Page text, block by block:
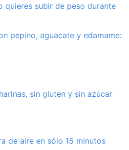
quieres subir de peso durante
pepino, aguacate y edamame:
sin gluten y sin azúcar
de aire en sólo 15 minutos